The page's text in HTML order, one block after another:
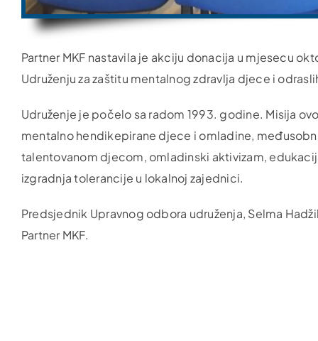
Partner MKF nastavila je akciju donacija u mjesecu
Udruženju za zaštitu mentalnog zdravlja djece i
Udruženje je počelo sa radom 1993. godine. Misija
mentalno hendikepirane djece i omladine,
talentovanom djecom, omladinski aktivizam,
izgradnja tolerancije u lokalnoj zajednici.
Predsjednik Upravnog odbora udruženja, Selma
Partner MKF.